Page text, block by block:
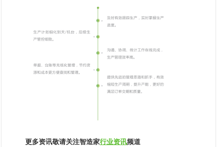
更多资讯敬请关注智造家行业资讯频道